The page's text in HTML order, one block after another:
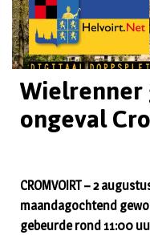
ongeval
CROMVOIRT – 2
maandagochtend
gebeurde rond 11:00